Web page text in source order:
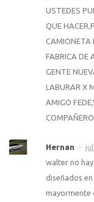
USTEDES
QUE
CAMIONETA
FABRICA DE
GENTE
LABURAR X
AMIGO
Hernan
walter no
diseñados
mayormente